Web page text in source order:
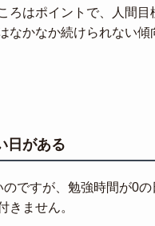
ろはポイントで、人間目
なかなか続けられない傾
日がある
のですが、勉強時間が0
きません。